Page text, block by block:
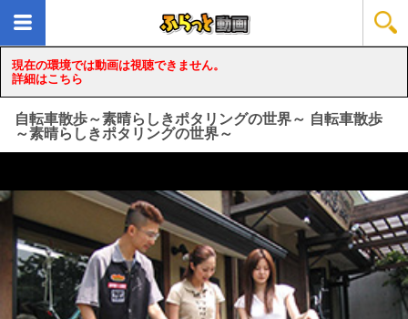
現在の環境では動画は視聴できません。
詳細はこちら
自転車散歩～素晴らしきポタリングの世界～ 自転車散歩
～素晴らしきポタリングの世界～
loading...